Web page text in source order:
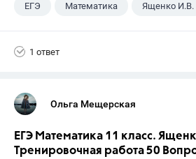
ЕГЭ Математика Ященко И.В.
1 ответ
Ольга Мещерская
ЕГЭ Математика 11 класс.
Тренировочная работа 50